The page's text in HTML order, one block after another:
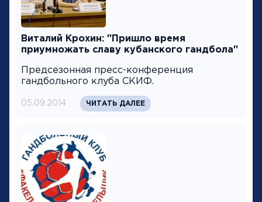
Виталий Крохин: "Пришло время
приумножать славу кубанского гандбола"
Предсезонная пресс-конференция
гандбольного клуба СКИФ.
05.09.2014 ЧИТАТЬ ДАЛЕЕ